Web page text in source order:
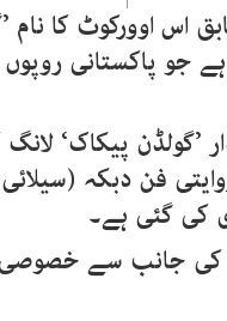
اس اوورکوٹ کا نام
’گولڈن پیکاک‘
فن دبکہ
کی گئی ہے۔
جانب سے خصوصی